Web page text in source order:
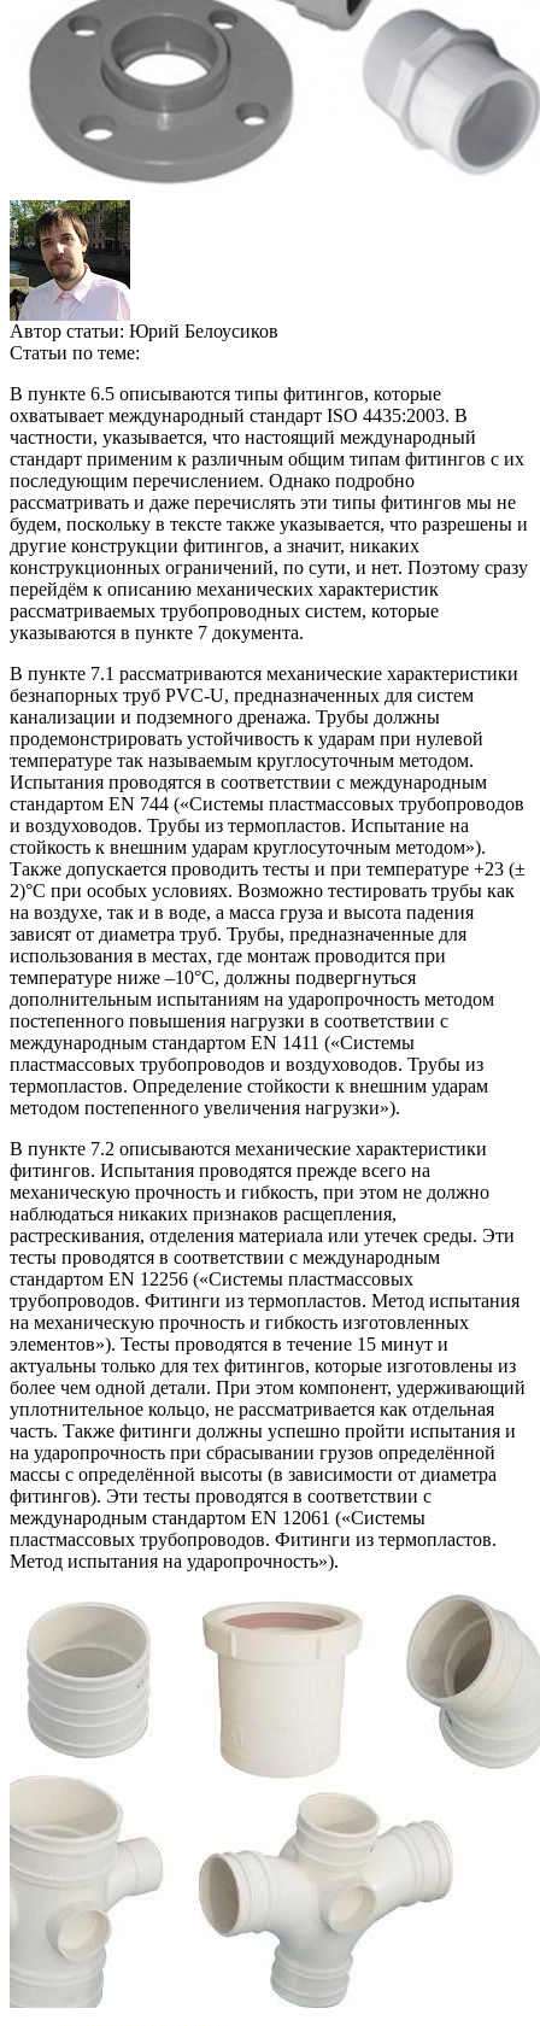
Автор статьи: Юрий Белоусиков
Статьи по теме:
В пункте 6.5 описываются типы фитингов, которые
охватывает международный стандарт ISO 4435:2003. В
частности, указывается, что настоящий международный
стандарт применим к различным общим типам фитингов с их
последующим перечислением. Однако подробно
рассматривать и даже перечислять эти типы фитингов мы не
будем, поскольку в тексте также указывается, что разрешены и
другие конструкции фитингов, а значит, никаких
конструкционных ограничений, по сути, и нет. Поэтому сразу
перейдём к описанию механических характеристик
рассматриваемых трубопроводных систем, которые
указываются в пункте 7 документа.
В пункте 7.1 рассматриваются механические характеристики
безнапорных труб PVC-U, предназначенных для систем
канализации и подземного дренажа. Трубы должны
продемонстрировать устойчивость к ударам при нулевой
температуре так называемым круглосуточным методом.
Испытания проводятся в соответствии с международным
стандартом EN 744 («Системы пластмассовых трубопроводов
и воздуховодов. Трубы из термопластов. Испытание на
стойкость к внешним ударам круглосуточным методом»).
Также допускается проводить тесты и при температуре +23 (±
2)°C при особых условиях. Возможно тестировать трубы как
на воздухе, так и в воде, а масса груза и высота падения
зависят от диаметра труб. Трубы, предназначенные для
использования в местах, где монтаж проводится при
температуре ниже –10°C, должны подвергнуться
дополнительным испытаниям на ударопрочность методом
постепенного повышения нагрузки в соответствии с
международным стандартом EN 1411 («Системы
пластмассовых трубопроводов и воздуховодов. Трубы из
термопластов. Определение стойкости к внешним ударам
методом постепенного увеличения нагрузки»).
В пункте 7.2 описываются механические характеристики
фитингов. Испытания проводятся прежде всего на
механическую прочность и гибкость, при этом не должно
наблюдаться никаких признаков расщепления,
растрескивания, отделения материала или утечек среды. Эти
тесты проводятся в соответствии с международным
стандартом EN 12256 («Системы пластмассовых
трубопроводов. Фитинги из термопластов. Метод испытания
на механическую прочность и гибкость изготовленных
элементов»). Тесты проводятся в течение 15 минут и
актуальны только для тех фитингов, которые изготовлены из
более чем одной детали. При этом компонент, удерживающий
уплотнительное кольцо, не рассматривается как отдельная
часть. Также фитинги должны успешно пройти испытания и
на ударопрочность при сбрасывании грузов определённой
массы с определённой высоты (в зависимости от диаметра
фитингов). Эти тесты проводятся в соответствии с
международным стандартом EN 12061 («Системы
пластмассовых трубопроводов. Фитинги из термопластов.
Метод испытания на ударопрочность»).